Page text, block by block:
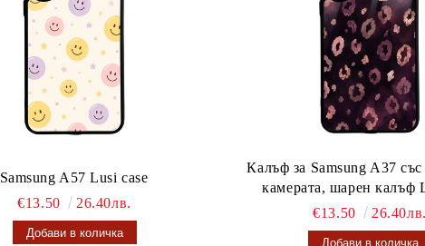
Samsung A57 Lusi case
€13.50
26.40лв.
Калъф за Samsung A37
камерата, шарен калъф
€13.50
26.40лв.